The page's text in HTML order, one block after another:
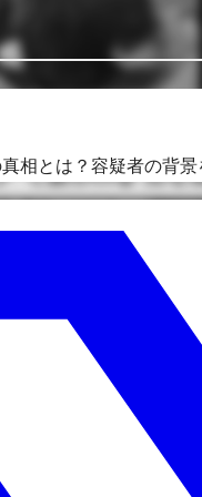
相とは？容疑者の背景